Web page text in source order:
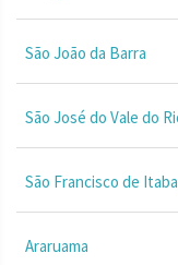
São João da Barra
São José do Vale do
São Francisco de
Araruama